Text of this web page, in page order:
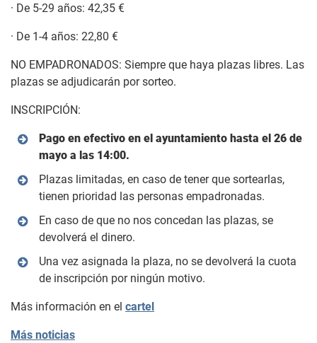
· De 5-29 años: 42,35 €
· De 1-4 años: 22,80 €
NO EMPADRONADOS: Siempre que haya plazas libres. Las
plazas se adjudicarán por sorteo.
INSCRIPCIÓN:
Pago en efectivo en el ayuntamiento hasta el 26 de
mayo a las 14:00.
Plazas limitadas, en caso de tener que sortearlas,
tienen prioridad las personas empadronadas.
En caso de que no nos concedan las plazas, se
devolverá el dinero.
Una vez asignada la plaza, no se devolverá la cuota
de inscripción por ningún motivo.
Más información en el cartel
Más noticias